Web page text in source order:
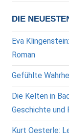
DIE
Eva
Roman
Gefühlte
Die Kelten in
Geschichte und
Kurt Oesterle: